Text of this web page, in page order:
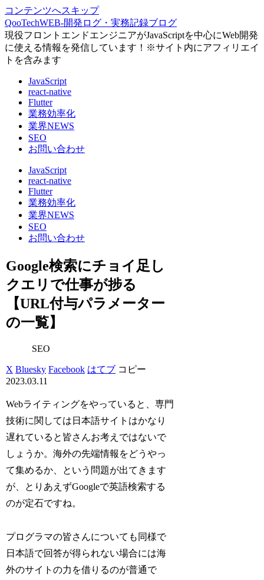
コンテンツへスキップ
QooTechWEB-開発ログ・実務記録ブログ
現役フロントエンドエンジニアがJavaScriptを中心にWeb開発
に使える情報を発信しています！※サイト内にアフィリエイ
トを含みます
JavaScript
react-native
Flutter
業務効率化
業界NEWS
SEO
お問い合わせ
JavaScript
react-native
Flutter
業務効率化
業界NEWS
SEO
お問い合わせ
Google検索にチョイ足し
クエリで仕事が捗る
【URL付与パラメーター
の一覧】
SEO
X Bluesky Facebook はてブ コピー
2023.03.11
Webライティングをやっていると、専門
技術に関しては日本語サイトはかなり
遅れていると皆さんお考えではないで
しょうか。海外の先端情報をどうやっ
て集めるか、という問題が出てきます
が、とりあえずGoogleで英語検索する
のが定石ですね。
プログラマの皆さんについても同様で
日本語で回答が得られない場合には海
外のサイトの力を借りるのが普通で